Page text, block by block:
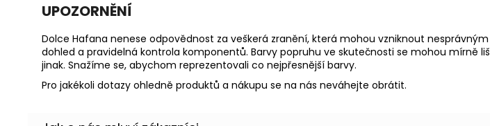
UPOZORNĚNÍ
Dolce Hafana nenese odpovědnost za veškerá zranění, která mohou vzniknout
dohled a pravidelná kontrola komponentů. Barvy popruhu ve skutečnosti se mohou
jinak. Snažíme se, abychom reprezentovali co nejpřesnější barvy.
Pro jakékoli dotazy ohledně produktů a nákupu se na nás neváhejte obrátit.